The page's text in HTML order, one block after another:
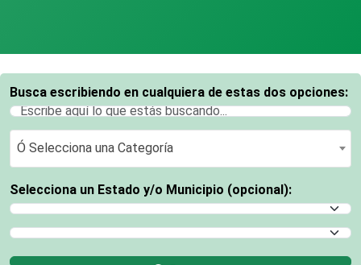
Busca escribiendo en cualquiera de estas dos opciones:
Ó Selecciona una Categoría
Ó Selecciona una Categoría
Selecciona un Estado y/o Municipio (opcional):
Selecciona un Estado
Selecciona un Municipio